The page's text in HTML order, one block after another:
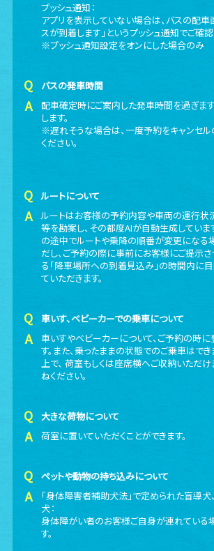
プッシュ通知：
アプリを表示していない場合は、バスの配車
スが到着します」というプッシュ通知でご確認
※プッシュ通知設定をオンにした場合のみ
バスの発車時間
配車確定時にご案内した発車時間を過ぎま
します。
※遅れそうな場合は、一度予約をキャンセル
ください。
ルートについて
ルートはお客様の予約内容や車両の運行状
等を勘案し、その都度AIが自動生成していま
の途中でルートや乗降の順番が変更になる
だし、ご予約の際に事前にお客様にご提示
る「降車場所への到着見込み」の時間内に
ていただきます。
車いす、ベビーカーでの乗車について
車いすやベビーカーについて、ご予約の時
す。また、乗ったままの状態でのご乗車はで
上で、 荷室もしくは座席横へご収納いただ
ねください。
大きな荷物について
荷室に置いていただくことができます。
ペットや動物の持ち込みについて
「身体障害者補助犬法」で定められた盲導犬
犬：
身体障がい者のお客様ご自身が連れている
す。